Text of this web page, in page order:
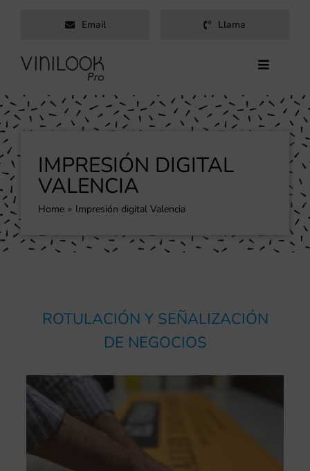
contenido
Email Llama
Toggle
Inicio
Servicios
Productos
Trabajos
Blog
Contacto
IMPRESIÓN DIGITAL
VALENCIA
Home Impresión digital Valencia
ROTULACIÓN Y SEÑALIZACIÓN
DE NEGOCIOS